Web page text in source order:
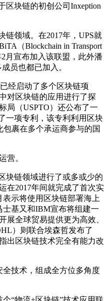
区块链的初创公司Inxeption
链领域。在2017年，UPS就
（Blockchain in Transport
月宣布加入该联盟，此外潘
员也都已加入。
经启动了多个区块链项
对区块链的应用进行了探
局（USPTO）还公布了一
一项专利，该专利利用区块
裹在多个承运商参与的国
营。
块链领域进行了或多或少的
在2017年间就完成了首次实
示将使用区块链部署海上
士基又和IBM宣布将组建一
展全球贸易提供更为高效、
）则联合埃森哲发布了
出区块链技术完全有能力改
全技术，组成全方位多角度